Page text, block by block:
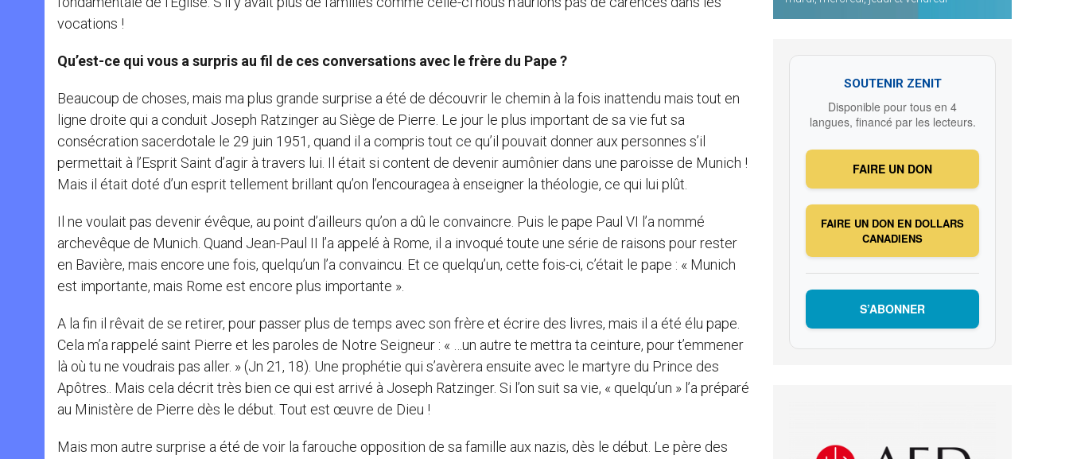
vocations !
Qu’est-ce qui vous a surpris au fil de ces conversations avec le frère du Pape ?
Beaucoup de choses, mais ma plus grande surprise a été de découvrir le chemin à la fois inattendu mais tout en
ligne droite qui a conduit Joseph Ratzinger au Siège de Pierre. Le jour le plus important de sa vie fut sa
consécration sacerdotale le 29 juin 1951, quand il a compris tout ce qu’il pouvait donner aux personnes s’il
permettait à l’Esprit Saint d’agir à travers lui. Il était si content de devenir aumônier dans une paroisse de Munich !
Mais il était doté d’un esprit tellement brillant qu’on l’encouragea à enseigner la théologie, ce qui lui plût.
Il ne voulait pas devenir évêque, au point d’ailleurs qu’on a dû le convaincre. Puis le pape Paul VI l’a nommé
archevêque de Munich. Quand Jean-Paul II l’a appelé à Rome, il a invoqué toute une série de raisons pour rester
en Bavière, mais encore une fois, quelqu’un l’a convaincu. Et ce quelqu’un, cette fois-ci, c’était le pape : « Munich
est importante, mais Rome est encore plus importante ».
A la fin il rêvait de se retirer, pour passer plus de temps avec son frère et écrire des livres, mais il a été élu pape.
Cela m’a rappelé saint Pierre et les paroles de Notre Seigneur : « …un autre te mettra ta ceinture, pour t’emmener
là où tu ne voudrais pas aller. » (Jn 21, 18). Une prophétie qui s’avèrera ensuite avec le martyre du Prince des
Apôtres.. Mais cela décrit très bien ce qui est arrivé à Joseph Ratzinger. Si l’on suit sa vie, « quelqu’un » l’a préparé
au Ministère de Pierre dès le début. Tout est œuvre de Dieu !
Mais mon autre surprise a été de voir la farouche opposition de sa famille aux nazis, dès le début. Le père des
SOUTENIR ZENIT
Disponible pour tous en 4
langues, financé par les lecteurs.
FAIRE UN DON
FAIRE UN DON EN DOLLARS
CANADIENS
S’ABONNER